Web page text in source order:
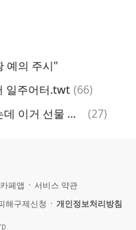
예의 주시"
일주어터.twt 댓
(66)
야구)사직 광장에 크러시 팝업있는데 이거 선물 안준다는 거 아님?ㅋㅋㅋㅋ
댓
(27)
카페앱
서비스 약관
해구제신청 개인정보처리방침